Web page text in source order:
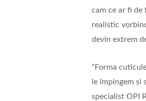
cam ce ar fi de
realistic
devin extrem
”Forma
le împingem și
specialist OPI